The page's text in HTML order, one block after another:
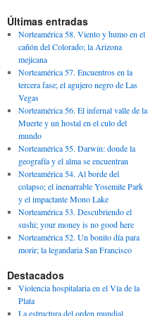
Últimas entradas
Norteamérica 58. Viento y humo en el
cañón del Colorado; la Arizona
mejicana
Norteamérica 57. Encuentros en la
tercera fase; el agujero negro de Las
Vegas
Norteamérica 56. El infernal valle de la
Muerte y un hostal en el culo del
mundo
Norteamérica 55. Darwin: donde la
geografía y el alma se encuentran
Norteamérica 54. Al borde del
colapso; el inenarrable Yosemite Park
y el impactante Mono Lake
Norteamérica 53. Descubriendo el
sushi; your money is no good here
Norteamérica 52. Un bonito día para
morir; la legandaria San Francisco
Destacados
Violencia hospitalaria en el Vía de la
Plata
La estructura del orden mundial